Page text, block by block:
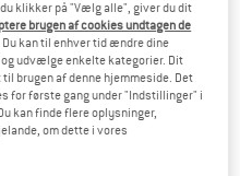
Pants -
klikker på "Vælg alle", giver du dit
brugen af cookies undtagen de
. Du kan til enhver tid ændre dine
udvælge enkelte kategorier. Dit
brugen af denne hjemmeside. Det
for første gang under "Indstillinger" i
kan finde flere oplysninger,
om dette i vores